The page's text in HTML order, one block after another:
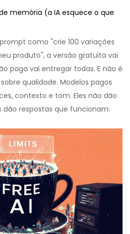
memória (a IA esquece o que
como "crie 100 variações
produto", a versão gratuita vai
paga vai entregar todas. E não é
qualidade. Modelos pagos
contexto e tom. Eles não dão
dão respostas que funcionam.